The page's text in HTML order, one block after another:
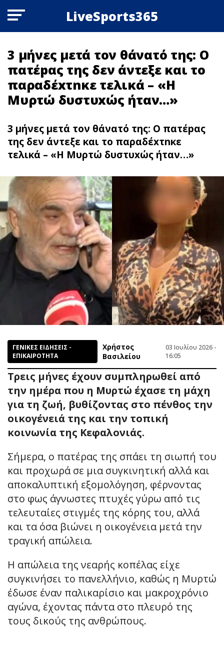
LiveSports365
3 μήνες μετά τον θάνατό της: Ο
πατέpας της δεν άντεξε και το
παραδέxτnκε τελικά – «Η
Μυρτώ δυστυxώς ήταν…»
3 μήνες μετά τον θάνατό της: Ο πατέpας
της δεν άντεξε και το παραδέxτnκε
τελικά – «Η Μυρτώ δυστυxώς ήταν…»
ΓΕΝΙΚΕΣ ΕΙΔΗΣΕΙΣ -
ΕΠΙΚΑΙΡΟΤΗΤΑ
Χρήστος
Βασιλείου
03 Ιουλίου 2026 -
16:05
Τρεις μήνες έχουν συμπληρωθεί από
την ημέρα που η Μυρτώ έχασε τη μάχη
για τη ζωή, βυθίζοντας στο πένθος την
οικογένειά της και την τοπική
κοινωνία της Κεφαλονιάς.
Σήμερα, ο πατέρας της σπάει τη σιωπή του
και προχωρά σε μια συγκινητική αλλά και
αποκαλυπτική εξομολόγηση, φέρνοντας
στο φως άγνωστες πτυχές γύρω από τις
τελευταίες στιγμές της κόρης του, αλλά
και τα όσα βιώνει η οικογένεια μετά την
τραγική απώλεια.
Η απώλεια της νεαρής κοπέλας είχε
συγκινήσει το πανελλήνιο, καθώς η Μυρτώ
έδωσε έναν παλικαρίσιο και μακροχρόνιο
αγώνα, έχοντας πάντα στο πλευρό της
τους δικούς της ανθρώπους.